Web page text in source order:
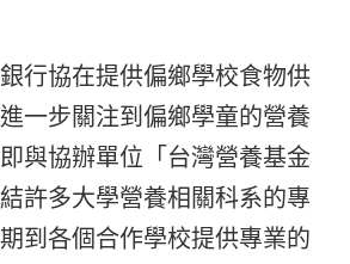
行協在提供偏鄉學校食物供
一步關注到偏鄉學童的營養
與協辦單位「台灣營養基金
許多大學營養相關科系的專
到各個合作學校提供專業的